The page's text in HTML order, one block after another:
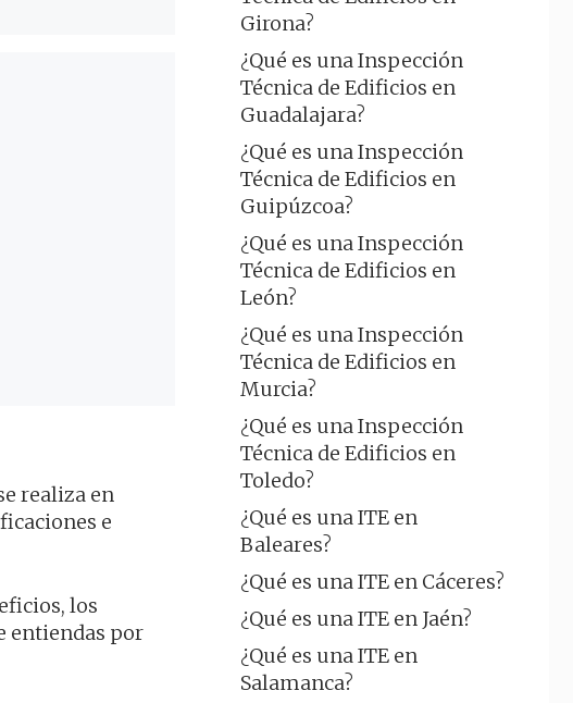
realiza en
e
los
entiendas por
Girona?
¿Qué es una Inspección
Técnica de Edificios en
Guadalajara?
¿Qué es una Inspección
Técnica de Edificios en
Guipúzcoa?
¿Qué es una Inspección
Técnica de Edificios en
León?
¿Qué es una Inspección
Técnica de Edificios en
Murcia?
¿Qué es una Inspección
Técnica de Edificios en
Toledo?
¿Qué es una ITE en
Baleares?
¿Qué es una ITE en Cáceres?
¿Qué es una ITE en Jaén?
¿Qué es una ITE en
Salamanca?